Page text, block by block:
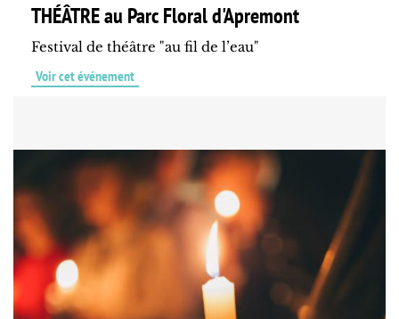
THÉÂTRE au Parc Floral d'Apremont
Festival de théâtre "au fil de l’eau"
Voir cet événement